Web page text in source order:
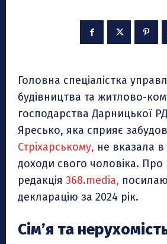
Головна спеціалістка
будівництва та житлово-
господарства Дарницької
Яресько, яка сприяє
Стріхарському, не вказала в
доходи свого чоловіка. Про
редакція 368.media,
декларацію за 2024 рік.
Сім’я та